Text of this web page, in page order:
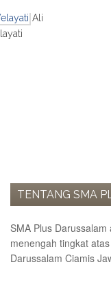
Siswa
Baru
ALUMNI
Testimonial
KARYA
Ali
TENTANG SMA
SMA Plus
menengah tingkat
Darussalam Ciamis